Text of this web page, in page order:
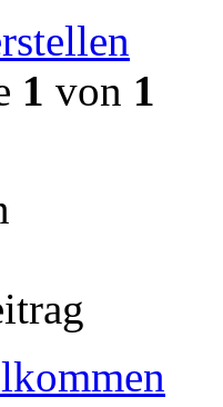
1 von 1